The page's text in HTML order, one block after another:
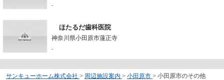
-
ほたるだ歯科医院
神奈川県小田原市蓮正寺
-
サンキューホーム株式会社 > 周辺施設案内 > 小田原市 > 小田原市のその他